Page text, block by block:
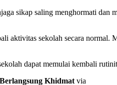
sikap saling menghormati
aktivitas sekolah secara
dapat memulai kembali
Khidmat via